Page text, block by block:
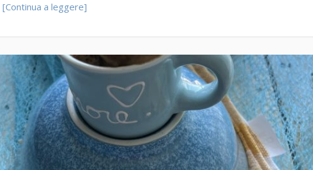
[Continua a leggere]